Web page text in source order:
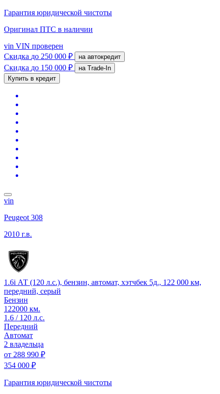
Гарантия юридической чистоты
Оригинал ПТС в наличии
vin VIN проверен
Скидка до 250 000 ₽ на автокредит
Скидка до 150 000 ₽
на Trade-In
Купить в кредит
vin
Peugeot 308
2010 г.в.
1.6i АТ (120 л.с.), бензин, автомат, хэтчбек 5д., 122 000 км,
передний, серый
Бензин
122000 км.
1.6 / 120 л.с.
Передний
Автомат
2 владельца
от 288 990 ₽
354 000 ₽
Гарантия юридической чистоты